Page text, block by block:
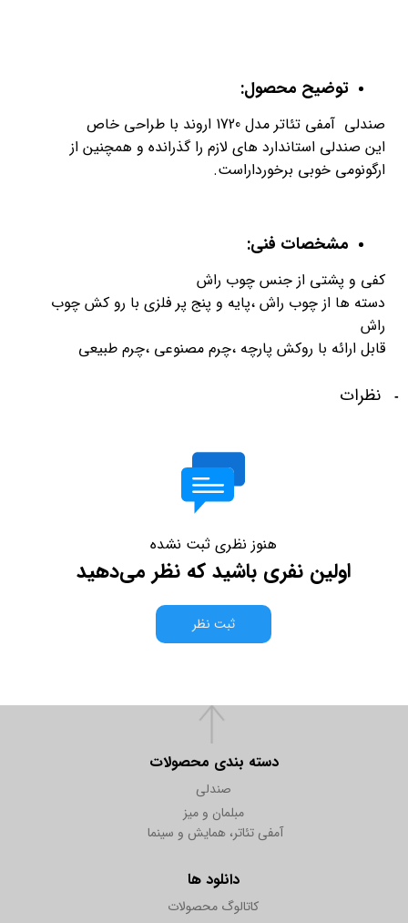
توضیح محصول:
صندلی آمفی تئاتر مدل 1720 اروند با طراحی خاص
این صندلی استاندارد های لازم را گذرانده و همچنین از
ارگونومی خوبی برخورداراست.
مشخصات فنی:
کفی و پشتی از جنس چوب راش
دسته ها از چوب راش ،پایه و پنج پر فلزی با رو کش چوب
راش
قابل ارائه با روکش پارچه ،چرم مصنوعی ،چرم طبیعی
نظرات
هنوز نظری ثبت نشده
اولین نفری باشید که نظر می‌دهید
ثبت نظر
دسته بندی محصولات
صندلی
مبلمان و میز
آمفی تئاتر، همایش و سینما
دانلود ها
کاتالوگ محصولات